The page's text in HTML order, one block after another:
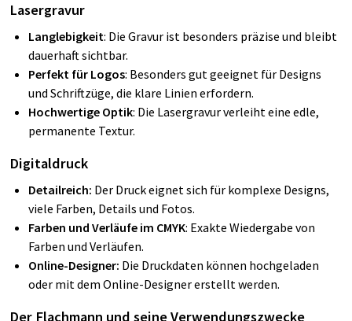
Lasergravur
Langlebigkeit: Die Gravur ist besonders präzise und bleibt
dauerhaft sichtbar.
Perfekt für Logos: Besonders gut geeignet für Designs
und Schriftzüge, die klare Linien erfordern.
Hochwertige Optik: Die Lasergravur verleiht eine edle,
permanente Textur.
Digitaldruck
Detailreich: Der Druck eignet sich für komplexe Designs,
viele Farben, Details und Fotos.
Farben und Verläufe im CMYK: Exakte Wiedergabe von
Farben und Verläufen.
Online-Designer: Die Druckdaten können hochgeladen
oder mit dem Online-Designer erstellt werden.
Der Flachmann und seine Verwendungszwecke